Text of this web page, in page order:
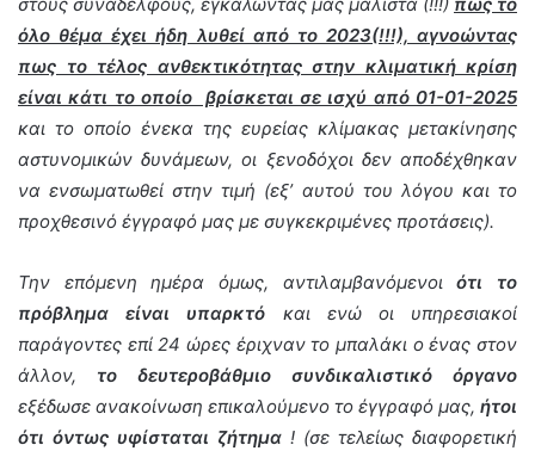
όλο θέμα έχει ήδη λυθεί από το 2023(!!!), αγνοώντας
πως το τέλος ανθεκτικότητας στην κλιματική κρίση
είναι κάτι το οποίο βρίσκεται σε ισχύ από 01-01-2025
και το οποίο ένεκα της ευρείας κλίμακας μετακίνησης
αστυνομικών δυνάμεων, οι ξενοδόχοι δεν αποδέχθηκαν
να ενσωματωθεί στην τιμή (εξ’ αυτού του λόγου και το
προχθεσινό έγγραφό μας με συγκεκριμένες προτάσεις).
Την επόμενη ημέρα όμως, αντιλαμβανόμενοιότι το
πρόβλημα είναι υπαρκτό και ενώ οι υπηρεσιακοί
παράγοντες επί 24 ώρες έριχναν το μπαλάκι ο ένας στον
άλλον, το δευτεροβάθμιο συνδικαλιστικό όργανο
εξέδωσε ανακοίνωση επικαλούμενο το έγγραφό μας, ήτοι
ότι όντως υφίσταται ζήτημα ! (σε τελείως διαφορετική